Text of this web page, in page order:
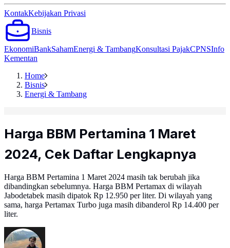
KontakKebijakan Privasi
Bisnis
EkonomiBankSahamEnergi & TambangKonsultasi PajakCPNSInfo
Kementan
Home
Bisnis
Energi & Tambang
Harga BBM Pertamina 1 Maret
2024, Cek Daftar Lengkapnya
Harga BBM Pertamina 1 Maret 2024 masih tak berubah jika
dibandingkan sebelumnya. Harga BBM Pertamax di wilayah
Jabodetabek masih dipatok Rp 12.950 per liter. Di wilayah yang
sama, harga Pertamax Turbo juga masih dibanderol Rp 14.400 per
liter.